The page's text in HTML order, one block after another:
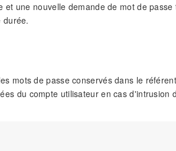
une nouvelle demande de mot de
durée.
mots de passe conservés dans le
du compte utilisateur en cas d'intrusion